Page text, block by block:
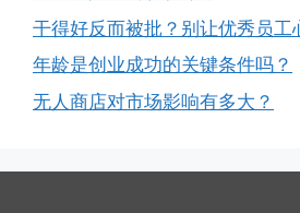
干得好反而被批？别让优秀员工
年龄是创业成功的关键条件吗？
无人商店对市场影响有多大？